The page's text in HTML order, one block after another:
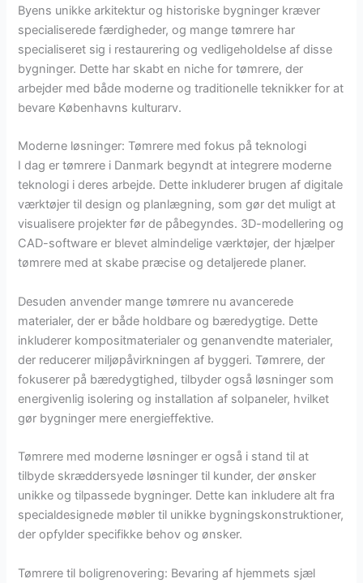
Byens unikke arkitektur og historiske bygninger kræver
specialiserede færdigheder, og mange tømrere har
specialiseret sig i restaurering og vedligeholdelse af disse
bygninger. Dette har skabt en niche for tømrere, der
arbejder med både moderne og traditionelle teknikker for at
bevare Københavns kulturarv.
Moderne løsninger: Tømrere med fokus på teknologi
I dag er tømrere i Danmark begyndt at integrere moderne
teknologi i deres arbejde. Dette inkluderer brugen af digitale
værktøjer til design og planlægning, som gør det muligt at
visualisere projekter før de påbegyndes. 3D-modellering og
CAD-software er blevet almindelige værktøjer, der hjælper
tømrere med at skabe præcise og detaljerede planer.
Desuden anvender mange tømrere nu avancerede
materialer, der er både holdbare og bæredygtige. Dette
inkluderer kompositmaterialer og genanvendte materialer,
der reducerer miljøpåvirkningen af byggeri. Tømrere, der
fokuserer på bæredygtighed, tilbyder også løsninger som
energivenlig isolering og installation af solpaneler, hvilket
gør bygninger mere energieffektive.
Tømrere med moderne løsninger er også i stand til at
tilbyde skræddersyede løsninger til kunder, der ønsker
unikke og tilpassede bygninger. Dette kan inkludere alt fra
specialdesignede møbler til unikke bygningskonstruktioner,
der opfylder specifikke behov og ønsker.
Tømrere til boligrenovering: Bevaring af hjemmets sjæl